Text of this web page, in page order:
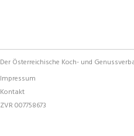
Der Österreichische Koch- und
Impressum
Kontakt
ZVR 007758673